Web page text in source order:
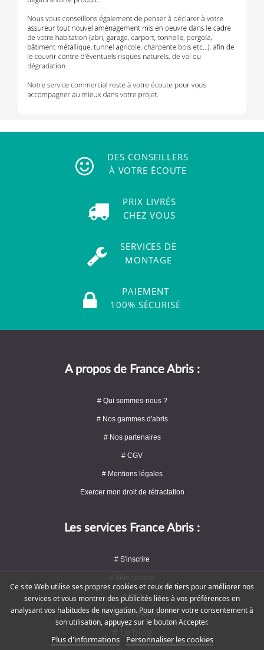
DES CONSEILLERS
À VOTRE ÉCOUTE
PRIX LIVRÉS
CHEZ VOUS
SERVICES DE
MONTAGE
PAIEMENT
100% SÉCURISÉ
A propos de France Abris :
# Qui sommes-nous ?
# Nos gammes d'abris
# Nos partenaires
# CGV
# Mentions légales
Exercer mon droit de rétractation
Les services France Abris :
# S'inscrire
# FAQ
# Modes de paiement
Ce site Web utilise ses propres cookies et ceux de tiers pour améliorer nos
services et vous montrer des publicités liées à vos préférences en
analysant vos habitudes de navigation. Pour donner votre consentement à
son utilisation, appuyez sur le bouton Accepter.
Plus d'informations Personnaliser les cookies